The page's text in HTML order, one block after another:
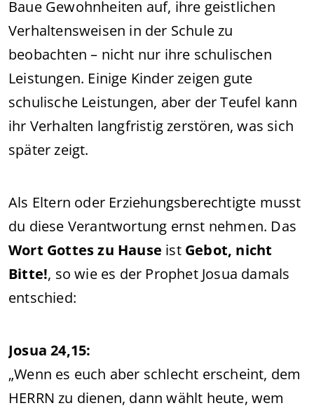
Baue Gewohnheiten auf, ihre geistlichen
Verhaltensweisen in der Schule zu
beobachten – nicht nur ihre schulischen
Leistungen. Einige Kinder zeigen gute
schulische Leistungen, aber der Teufel kann
ihr Verhalten langfristig zerstören, was sich
später zeigt.
Als Eltern oder Erziehungsberechtigte musst
du diese Verantwortung ernst nehmen. Das
Wort Gottes zu Hause ist Gebot, nicht
Bitte!, so wie es der Prophet Josua damals
entschied:
Josua 24,15:
„Wenn es euch aber schlecht erscheint, dem
HERRN zu dienen, dann wählt heute, wem